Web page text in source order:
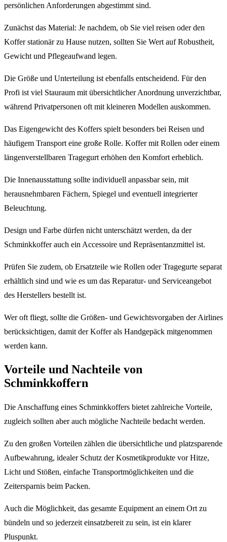
persönlichen Anforderungen abgestimmt sind.
Zunächst das Material: Je nachdem, ob Sie viel reisen oder den
Koffer stationär zu Hause nutzen, sollten Sie Wert auf Robustheit,
Gewicht und Pflegeaufwand legen.
Die Größe und Unterteilung ist ebenfalls entscheidend. Für den
Profi ist viel Stauraum mit übersichtlicher Anordnung unverzichtbar,
während Privatpersonen oft mit kleineren Modellen auskommen.
Das Eigengewicht des Koffers spielt besonders bei Reisen und
häufigem Transport eine große Rolle. Koffer mit Rollen oder einem
längenverstellbaren Tragegurt erhöhen den Komfort erheblich.
Die Innenausstattung sollte individuell anpassbar sein, mit
herausnehmbaren Fächern, Spiegel und eventuell integrierter
Beleuchtung.
Design und Farbe dürfen nicht unterschätzt werden, da der
Schminkkoffer auch ein Accessoire und Repräsentanzmittel ist.
Prüfen Sie zudem, ob Ersatzteile wie Rollen oder Tragegurte separat
erhältlich sind und wie es um das Reparatur- und Serviceangebot
des Herstellers bestellt ist.
Wer oft fliegt, sollte die Größen- und Gewichtsvorgaben der Airlines
berücksichtigen, damit der Koffer als Handgepäck mitgenommen
werden kann.
Vorteile und Nachteile von
Schminkkoffern
Die Anschaffung eines Schminkkoffers bietet zahlreiche Vorteile,
zugleich sollten aber auch mögliche Nachteile bedacht werden.
Zu den großen Vorteilen zählen die übersichtliche und platzsparende
Aufbewahrung, idealer Schutz der Kosmetikprodukte vor Hitze,
Licht und Stößen, einfache Transportmöglichkeiten und die
Zeitersparnis beim Packen.
Auch die Möglichkeit, das gesamte Equipment an einem Ort zu
bündeln und so jederzeit einsatzbereit zu sein, ist ein klarer
Pluspunkt.